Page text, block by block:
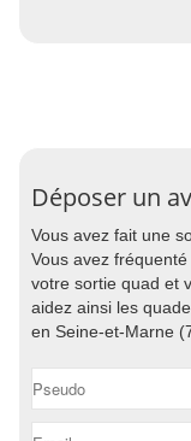
Déposer un
Vous avez fait une
Vous avez
votre sortie quad et
aidez ainsi les
en Seine-et-Marne